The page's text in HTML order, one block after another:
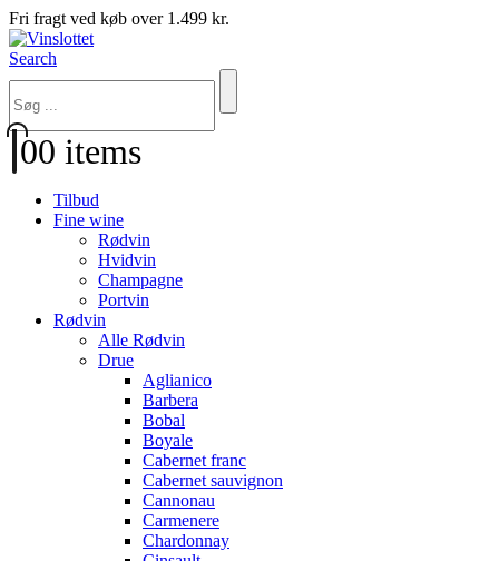
Fri fragt ved køb over 1.499 kr.
Search
00 items
Tilbud
Fine wine
Rødvin
Hvidvin
Champagne
Portvin
Rødvin
Alle Rødvin
Drue
Aglianico
Barbera
Bobal
Boyale
Cabernet franc
Cabernet sauvignon
Cannonau
Carmenere
Chardonnay